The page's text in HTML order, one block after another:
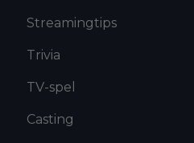
Streamingtips
Trivia
TV-spel
Casting